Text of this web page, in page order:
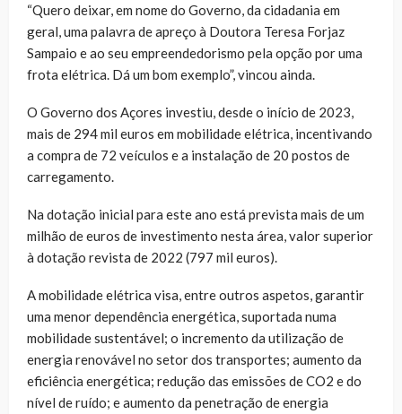
“Quero deixar, em nome do Governo, da cidadania em
geral, uma palavra de apreço à Doutora Teresa Forjaz
Sampaio e ao seu empreendedorismo pela opção por uma
frota elétrica. Dá um bom exemplo”, vincou ainda.
O Governo dos Açores investiu, desde o início de 2023,
mais de 294 mil euros em mobilidade elétrica, incentivando
a compra de 72 veículos e a instalação de 20 postos de
carregamento.
Na dotação inicial para este ano está prevista mais de um
milhão de euros de investimento nesta área, valor superior
à dotação revista de 2022 (797 mil euros).
A mobilidade elétrica visa, entre outros aspetos, garantir
uma menor dependência energética, suportada numa
mobilidade sustentável; o incremento da utilização de
energia renovável no setor dos transportes; aumento da
eficiência energética; redução das emissões de CO2 e do
nível de ruído; e aumento da penetração de energia